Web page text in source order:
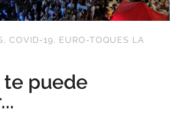
, COVID-19, EURO-TOQUES LA
te puede